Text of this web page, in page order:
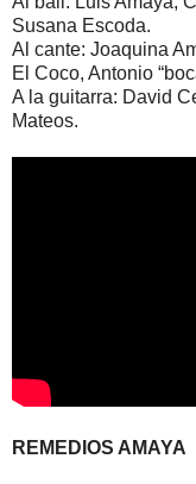
Susana Escoda.
Al cante: Joaquina
El Coco, Antonio
A la guitarra: David
Mateos.
REMEDIOS AMAYA